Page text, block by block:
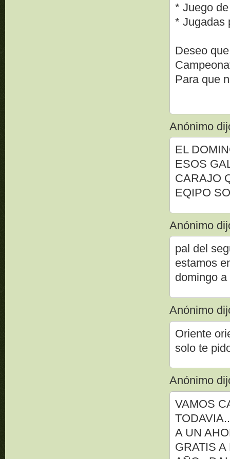
* Juego
* Jugadas
Deseo
Para que
Anónimo
EL
ESOS
CARAJO
EQIPO
Anónimo
pal del
estamos
domingo
Anónimo
Oriente
solo te
Anónimo
VAMOS
A UN
GRATIS